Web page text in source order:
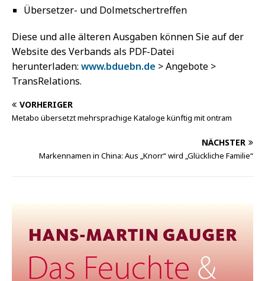
Übersetzer- und Dolmetschertreffen
Diese und alle älteren Ausgaben können Sie auf der
Website des Verbands als PDF-Datei
herunterladen: www.bduebn.de > Angebote >
TransRelations.
VORHERIGER
Metabo übersetzt mehrsprachige Kataloge künftig mit ontram
NÄCHSTER
Markennamen in China: Aus „Knorr“ wird „Glückliche Familie“